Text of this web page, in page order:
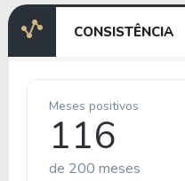
CONSISTÊNCIA
Meses positivos
116
de 200 meses